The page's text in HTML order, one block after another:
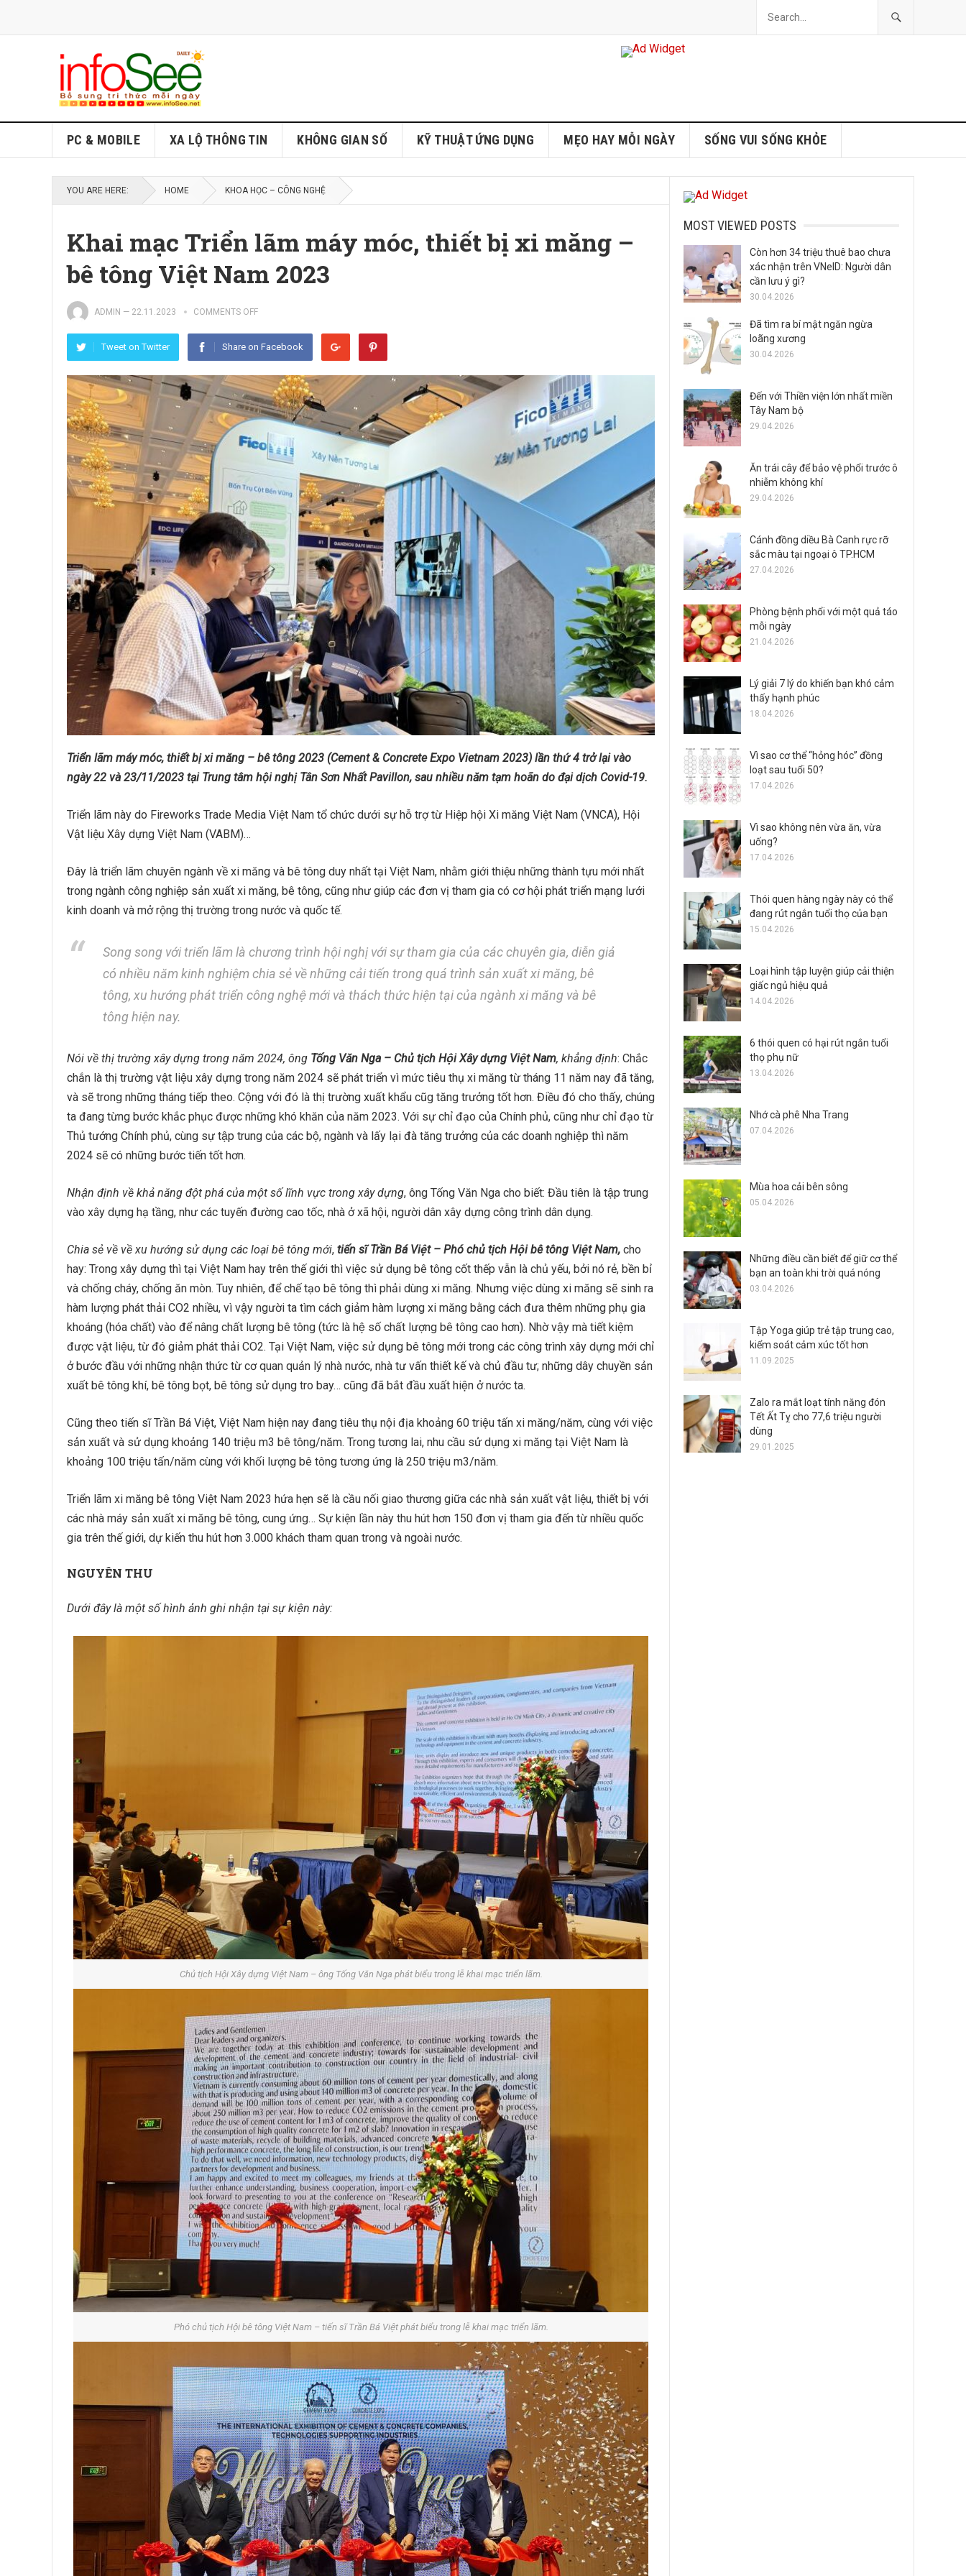
PC & MOBILE XA LỘ THÔNG TIN KHÔNG GIAN SỐ KỸ THUẬT ỨNG DỤNG MẸO HAY MỖI NGÀY SỐNG VUI SỐNG KHỎE
YOU ARE HERE: HOME KHOA HỌC – CÔNG NGHỆ
Khai mạc Triển lãm máy móc, thiết bị xi măng –
bê tông Việt Nam 2023
ADMIN — 22.11.2023 COMMENTS OFF
Tweet on Twitter Share on Facebook
Triển lãm máy móc, thiết bị xi măng – bê tông 2023 (Cement & Concrete Expo Vietnam 2023) lần thứ 4 trở lại vào
ngày 22 và 23/11/2023 tại Trung tâm hội nghị Tân Sơn Nhất Pavillon, sau nhiều năm tạm hoãn do đại dịch Covid-19.
Triển lãm này do Fireworks Trade Media Việt Nam tổ chức dưới sự hỗ trợ từ Hiệp hội Xi măng Việt Nam (VNCA), Hội
Vật liệu Xây dựng Việt Nam (VABM)…
Đây là triển lãm chuyên ngành về xi măng và bê tông duy nhất tại Việt Nam, nhằm giới thiệu những thành tựu mới nhất
trong ngành công nghiệp sản xuất xi măng, bê tông, cũng như giúp các đơn vị tham gia có cơ hội phát triển mạng lưới
kinh doanh và mở rộng thị trường trong nước và quốc tế.
Song song với triển lãm là chương trình hội nghị với sự tham gia của các chuyên gia, diễn giả
có nhiều năm kinh nghiệm chia sẻ về những cải tiến trong quá trình sản xuất xi măng, bê
tông, xu hướng phát triển công nghệ mới và thách thức hiện tại của ngành xi măng và bê
tông hiện nay.
Nói về thị trường xây dựng trong năm 2024, ông Tống Văn Nga – Chủ tịch Hội Xây dựng Việt Nam, khẳng định: Chắc
chắn là thị trường vật liệu xây dựng trong năm 2024 sẽ phát triển vì mức tiêu thụ xi măng từ tháng 11 năm nay đã tăng,
và sẽ trong những tháng tiếp theo. Cộng với đó là thị trường xuất khẩu cũg tăng trưởng tốt hơn. Điều đó cho thấy, chúng
ta đang từng bước khắc phục được những khó khăn của năm 2023. Với sự chỉ đạo của Chính phủ, cũng như chỉ đạo từ
Thủ tướng Chính phủ, cùng sự tập trung của các bộ, ngành và lấy lại đà tăng trưởng của các doanh nghiệp thì năm
2024 sẽ có những bước tiến tốt hơn.
Nhận định về khả năng đột phá của một số lĩnh vực trong xây dựng, ông Tống Văn Nga cho biết: Đầu tiên là tập trung
vào xây dựng hạ tầng, như các tuyến đường cao tốc, nhà ở xã hội, người dân xây dựng công trình dân dụng.
Chia sẻ về về xu hướng sử dụng các loại bê tông mới, tiến sĩ Trần Bá Việt – Phó chủ tịch Hội bê tông Việt Nam, cho
hay: Trong xây dựng thì tại Việt Nam hay trên thế giới thì việc sử dụng bê tông cốt thếp vẫn là chủ yếu, bởi nó rẻ, bền bỉ
và chống cháy, chống ăn mòn. Tuy nhiên, để chế tạo bê tông thì phải dùng xi măng. Nhưng việc dùng xi măng sẽ sinh ra
hàm lượng phát thải CO2 nhiều, vì vậy người ta tìm cách giảm hàm lượng xi măng bằng cách đưa thêm những phụ gia
khoáng (hóa chất) vào để nâng chất lượng bê tông (tức là hệ số chất lượng bê tông cao hơn). Nhờ vậy mà tiết kiệm
được vật liệu, từ đó giảm phát thải CO2. Tại Việt Nam, việc sử dụng bê tông mới trong các công trình xây dựng mới chỉ
ở bước đầu với những nhận thức từ cơ quan quản lý nhà nước, nhà tư vấn thiết kế và chủ đầu tư; những dây chuyền sản
xuất bê tông khí, bê tông bọt, bê tông sử dụng tro bay… cũng đã bắt đầu xuất hiện ở nước ta.
Cũng theo tiến sĩ Trần Bá Việt, Việt Nam hiện nay đang tiêu thụ nội địa khoảng 60 triệu tấn xi măng/năm, cùng với việc
sản xuất và sử dụng khoảng 140 triệu m3 bê tông/năm. Trong tương lai, nhu cầu sử dụng xi măng tại Việt Nam là
khoảng 100 triệu tấn/năm cùng với khối lượng bê tông tương ứng là 250 triệu m3/năm.
Triển lãm xi măng bê tông Việt Nam 2023 hứa hẹn sẽ là cầu nối giao thương giữa các nhà sản xuất vật liệu, thiết bị với
các nhà máy sản xuất xi măng bê tông, cung ứng… Sự kiện lần này thu hút hơn 150 đơn vị tham gia đến từ nhiều quốc
gia trên thế giới, dự kiến thu hút hơn 3.000 khách tham quan trong và ngoài nước.
NGUYÊN THU
Dưới đây là một số hình ảnh ghi nhận tại sự kiện này:
Chủ tịch Hội Xây dựng Việt Nam – ông Tống Văn Nga phát biểu trong lễ khai mạc triển lãm.
Phó chủ tịch Hội bê tông Việt Nam – tiến sĩ Trần Bá Việt phát biểu trong lễ khai mạc triển lãm.
MOST VIEWED POSTS
Còn hơn 34 triệu thuê bao chưa
xác nhận trên VNeID: Người dân
cần lưu ý gì?
30.04.2026
Đã tìm ra bí mật ngăn ngừa
loãng xương
30.04.2026
Đến với Thiền viện lớn nhất miền
Tây Nam bộ
29.04.2026
Ăn trái cây để bảo vệ phổi trước ô
nhiễm không khí
29.04.2026
Cánh đồng diều Bà Canh rực rỡ
sắc màu tại ngoại ô TP.HCM
27.04.2026
Phòng bệnh phổi với một quả táo
mỗi ngày
21.04.2026
Lý giải 7 lý do khiến bạn khó cảm
thấy hạnh phúc
18.04.2026
Vì sao cơ thể “hỏng hóc” đồng
loạt sau tuổi 50?
17.04.2026
Vì sao không nên vừa ăn, vừa
uống?
17.04.2026
Thói quen hàng ngày này có thể
đang rút ngắn tuổi thọ của bạn
15.04.2026
Loại hình tập luyện giúp cải thiện
giấc ngủ hiệu quả
14.04.2026
6 thói quen có hại rút ngắn tuổi
thọ phụ nữ
13.04.2026
Nhớ cà phê Nha Trang
07.04.2026
Mùa hoa cải bên sông
05.04.2026
Những điều cần biết để giữ cơ thể
bạn an toàn khi trời quá nóng
03.04.2026
Tập Yoga giúp trẻ tập trung cao,
kiểm soát cảm xúc tốt hơn
11.09.2025
Zalo ra mắt loạt tính năng đón
Tết Ất Tỵ cho 77,6 triệu người
dùng
29.01.2025